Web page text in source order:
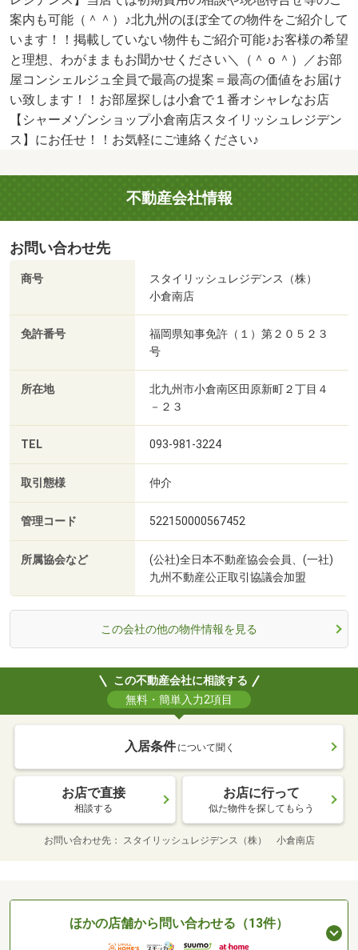
案内も可能（＾＾）♪北九州のほぼ全ての物件をご紹介して
います！！掲載していない物件もご紹介可能♪お客様の希望
と理想、わがままもお聞かせください＼（＾ｏ＾）／お部
屋コンシェルジュ全員で最高の提案＝最高の価値をお届け
い致します！！お部屋探しは小倉で１番オシャレなお店
【シャーメゾンショップ小倉南店スタイリッシュレジデン
ス】にお任せ！！お気軽にご連絡ください♪
不動産会社情報
お問い合わせ先
商号
スタイリッシュレジデンス（株）
小倉南店
免許番号
福岡県知事免許（１）第２０５２３
号
所在地
北九州市小倉南区田原新町２丁目４
－２３
TEL 093-981-3224
取引態様 仲介
管理コード 522150000567452
所属協会など
(公社)全日本不動産協会会員、(一社)
九州不動産公正取引協議会加盟
この会社の他の物件情報を見る
この不動産会社に相談する
無料・簡単入力2項目
入居条件 について聞く
お店で直接
相談する
お店に行って
似た物件を探してもらう
お問い合わせ先 スタイリッシュレジデンス（株） 小倉南店
ほかの店舗から問い合わせる（13件）